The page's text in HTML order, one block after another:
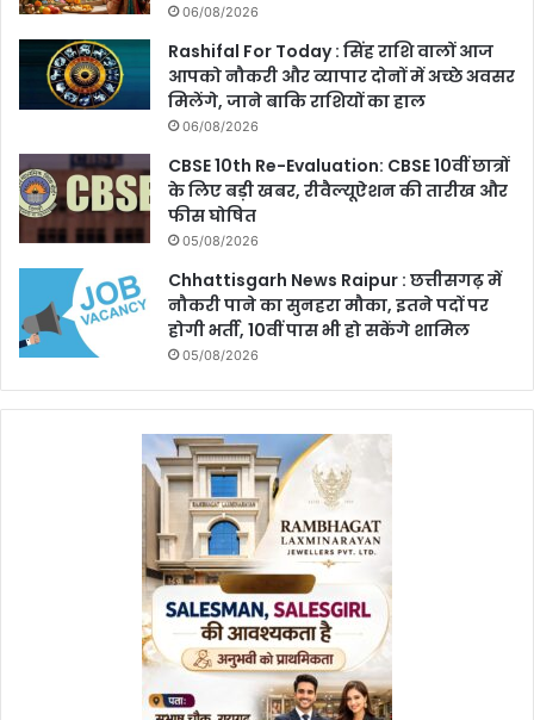
06/08/2026
Rashifal For Today : सिंह राशि वालों आज
आपको नौकरी और व्यापार दोनों में अच्छे अवसर
मिलेंगे, जाने बाकि राशियों का हाल
06/08/2026
CBSE 10th Re-Evaluation: CBSE 10वीं छात्रों
के लिए बड़ी खबर, रीवैल्यूऐशन की तारीख और
फीस घोषित
05/08/2026
Chhattisgarh News Raipur : छत्तीसगढ़ में
नौकरी पाने का सुनहरा मौका, इतने पदों पर
होगी भर्ती, 10वीं पास भी हो सकेंगे शामिल
05/08/2026